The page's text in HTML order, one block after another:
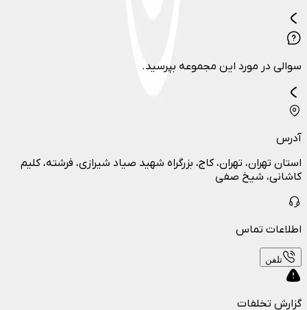
سوالی در مورد این مجموعه بپرسید.
آدرس
استان تهران، تهران، کاج، بزرگراه شهید صیاد شیرازی، فرشته، کلیم
کاشانی، شیخ صفی
اطلاعات تماس
تلفن
گزارش تخلفات